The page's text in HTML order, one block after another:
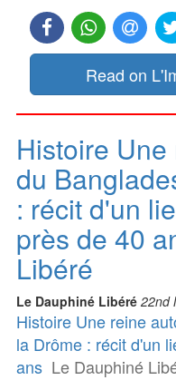
Read on
Histoire
du
: récit d'un
près de 40
Libéré
Le Dauphiné Libéré 22nd
Histoire Une reine
la Drôme : récit d'un
ans Le Dauphiné